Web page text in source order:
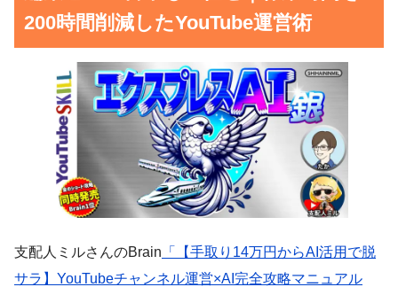
200時間削減したYouTube運営術
支配人ミルさんのBrain 「【手取り14万円からAI活用で脱
サラ】YouTubeチャンネル運営×AI完全攻略マニュアル